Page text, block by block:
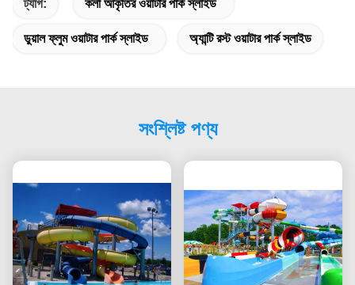
ট্যাগ: কলা আকৃতির ওয়াটার পার্ক স্লাইড
ডুয়াল ফ্লুম ওয়াটার পার্ক স্লাইড অ্যান্টি রস্ট ওয়াটার পার্ক স্লাইড
সংশ্লিষ্ট পণ্য